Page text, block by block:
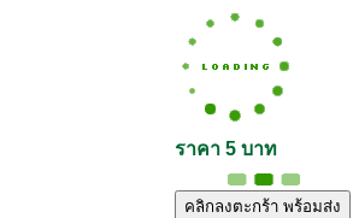
ราคา 5 บาท
คลิกลงตะกร้า พร้อมส่ง